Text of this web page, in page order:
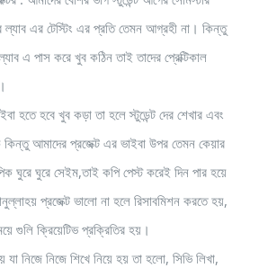
এর টেস্টিং এর প্রতি তেমন আগ্রহী না। কিন্তু
এ পাস করে খুব কঠিন তাই তাদের প্রেক্টিকাল
হতে হবে খুব কড়া তা হলে স্টুডেন্ট দের শেখার এবং
আমাদের প্রজেক্ট এর ভাইবা উপর তেমন কেয়ার
ঘুরে ঘুরে সেইম,তাই কপি পেস্ট করেই দিন পার হয়ে
প্রজেক্ট ভালো না হলে রিসাবমিশন করতে হয়,
গুলি ক্রিয়েটিভ প্রক্রিতির হয়।
নিজে নিজে শিখে নিয়ে হয় তা হলো, সিভি লিখা,